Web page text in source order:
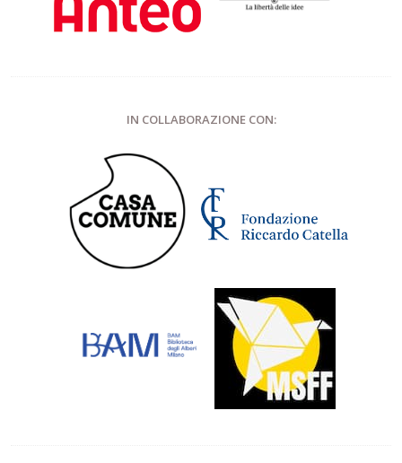
IN COLLABORAZIONE CON: